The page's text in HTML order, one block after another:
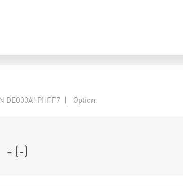
DE000A1PHFF7 | Option
- (-)